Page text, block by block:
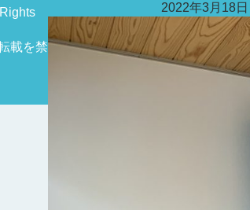
2022年3月18日
載を禁